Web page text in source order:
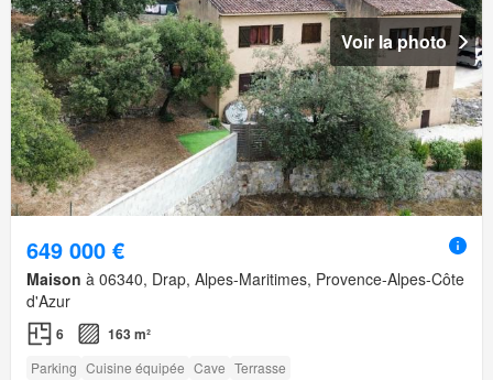
Voir la photo
649 000 €
Maison à 06340, Drap, Alpes-Maritimes, Provence-Alpes-Côte
d'Azur
6 163 m²
Parking Cuisine équipée Cave Terrasse